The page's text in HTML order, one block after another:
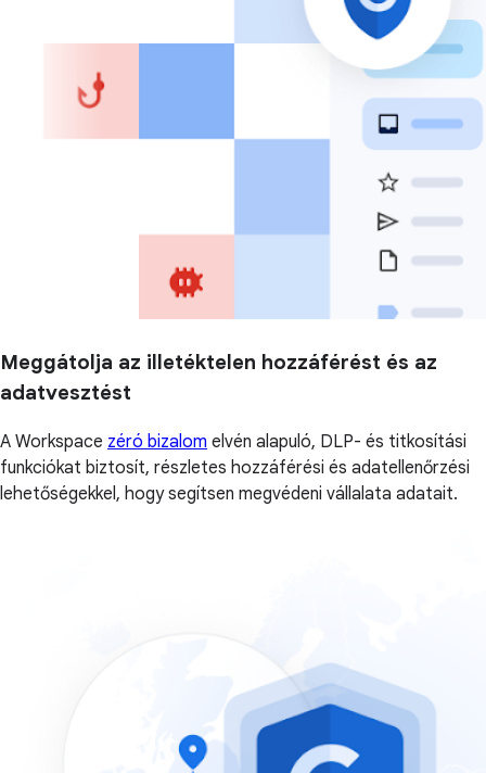
Meggátolja az illetéktelen hozzáférést és az
adatvesztést
A Workspace zéró bizalom elvén alapuló, DLP- és titkosítási
funkciókat biztosít, részletes hozzáférési és adatellenőrzési
lehetőségekkel, hogy segítsen megvédeni vállalata adatait.